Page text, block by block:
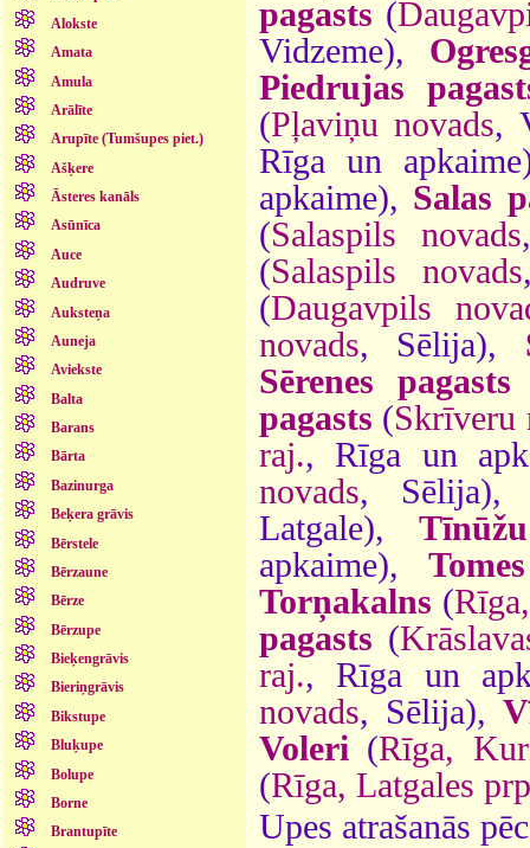
Alokste
Amata
Amula
Arālīte
Arupīte (Tumšupes piet.)
Ašķere
Āsteres kanāls
Asūnīca
Auce
Audruve
Auksteņa
Auneja
Aviekste
Balta
Barans
Bārta
Bazinurga
Beķera grāvis
Bērstele
Bērzaune
Bērze
Bērzupe
Bieķengrāvis
Bieriņgrāvis
Bikstupe
Bluķupe
Bolupe
Borne
Brantupīte
pagasts (
Vidzeme),
Piedrujas
(Pļaviņu novads,
Rīga un
apkaime), Salas
(Salaspils novads
(Salaspils novads
(Daugavpils
novads, Sēlija),
Sērenes pagasts
pagasts (Skrīveru
raj., Rīga un
novads,
Latgale),
apkaime),
Torņakalns (
pagasts (
raj., Rīga un
novads, Sēlija),
Voleri (Rīga,
(Rīga, Latgales
Upes atrašanās